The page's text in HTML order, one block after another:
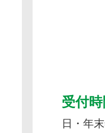
受付時
日・年